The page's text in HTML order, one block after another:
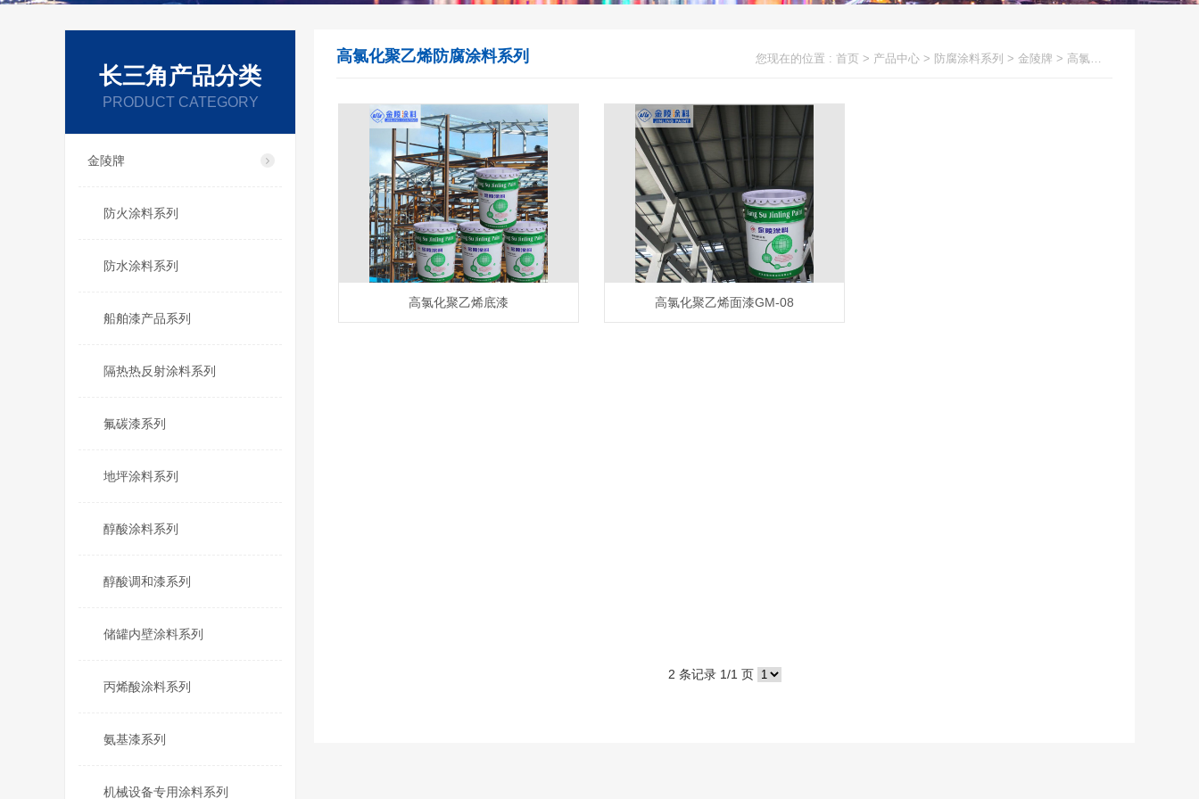
长三角产品分类
PRODUCT CATEGORY
金陵牌
防火涂料系列
防水涂料系列
船舶漆产品系列
隔热热反射涂料系列
氟碳漆系列
地坪涂料系列
醇酸涂料系列
醇酸调和漆系列
储罐内壁涂料系列
丙烯酸涂料系列
氨基漆系列
机械设备专用涂料系列
高氯化聚乙烯防腐涂料系列 您现在的位置 : 首页 > 产品中心 > 防腐涂料系列 > 金陵牌 > 高氯化聚乙烯防腐涂料系列
高氯化聚乙烯底漆 高氯化聚乙烯面漆GM-08
2 条记录 1/1 页